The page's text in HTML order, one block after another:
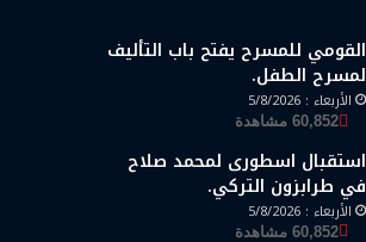
القومي للمسرح يفتح باب التأليف
لمسرح الطفل.
الأربعاء : 5/8/2026
60,852 مشاهدة
استقبال اسطورى لمحمد صلاح
في طرابزون التركي.
الأربعاء : 5/8/2026
60,852 مشاهدة